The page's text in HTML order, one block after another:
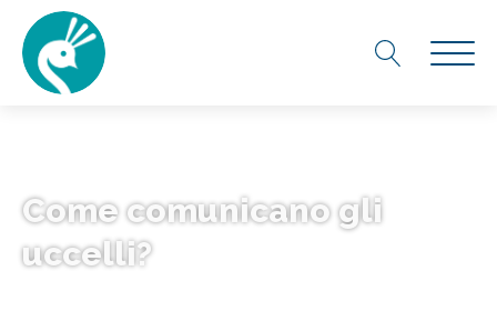
Come comunicano gli
uccelli?